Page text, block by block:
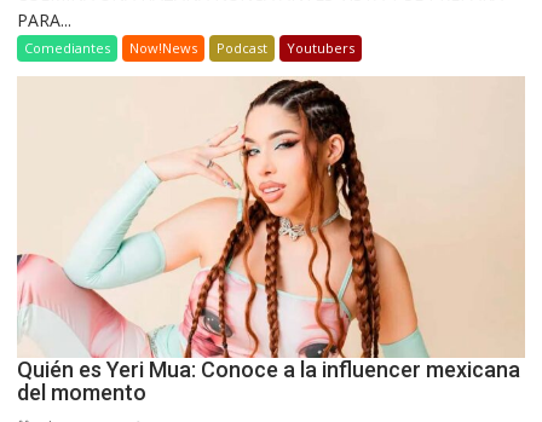
PARA...
Comediantes Now!News Podcast Youtubers
Quién es Yeri Mua: Conoce a la influencer mexicana
del momento